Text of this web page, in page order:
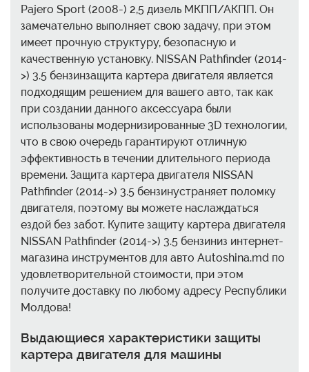
Pajero Sport (2008-) 2,5 дизель МКПП/АКПП. Он
замечательно выполняет свою задачу, при этом
имеет прочную структуру, безопасную и
качественную установку. NISSAN Pathfinder (2014-
>) 3.5 бензинзащита картера двигателя является
подходящим решением для вашего авто, так как
при создании данного аксессуара были
использованы модернизированные 3D технологии,
что в свою очередь гарантируют отличную
эффективность в течении длительного периода
времени. Защита картера двигателя NISSAN
Pathfinder (2014->) 3.5 бензинустраняет поломку
двигателя, поэтому вы можете наслаждаться
ездой без забот. Купите защиту картера двигателя
NISSAN Pathfinder (2014->) 3.5 бензиниз интернет-
магазина инструментов для авто Autoshina.md по
удовлетворительной стоимости, при этом
получите доставку по любому адресу Республики
Молдова!
Выдающиеся характеристики защиты
картера двигателя для машины